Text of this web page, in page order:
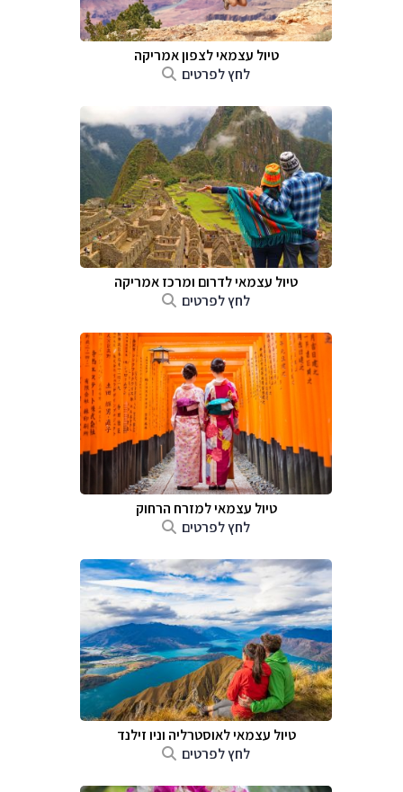
טיול עצמאי לצפון אמריקה
לחץ לפרטים
טיול עצמאי לדרום ומרכז אמריקה
לחץ לפרטים
טיול עצמאי למזרח הרחוק
לחץ לפרטים
טיול עצמאי לאוסטרליה וניו זילנד
לחץ לפרטים